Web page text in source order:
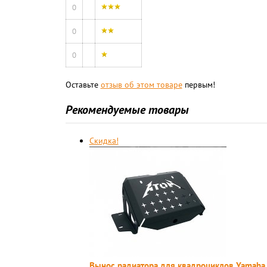
0
0
0
Оставьте отзыв об этом товарепервым!
Рекомендуемые товары
Скидка!